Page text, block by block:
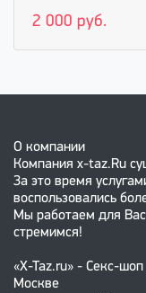
2 000 руб.
О компании
Компания x-taz.Ru
За это время
воспользовались
Мы работаем для
стремимся!
«X-Taz.ru» - Секс-
Москве